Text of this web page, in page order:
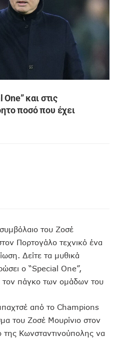
και στις
ποσό που έχει
του Ζοσέ
Πορτογάλο τεχνικό ένα
Δείτε τα μυθικά
ο “Special One”,
πάγκο των ομάδων του
από το Champions
του Ζοσέ Μουρίνιο στον
Κωνσταντινούπολης να